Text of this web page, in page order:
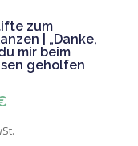
zum
| „Danke,
mir beim
geholfen